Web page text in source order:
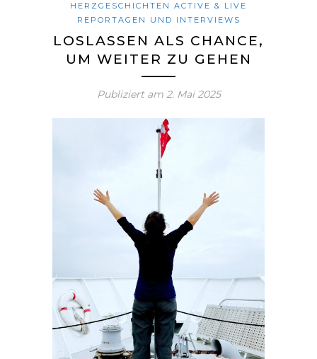
HERZGESCHICHTEN ACTIVE & LIVE
REPORTAGEN UND INTERVIEWS
LOSLASSEN ALS CHANCE,
UM WEITER ZU GEHEN
Publiziert am 2. Mai 2025